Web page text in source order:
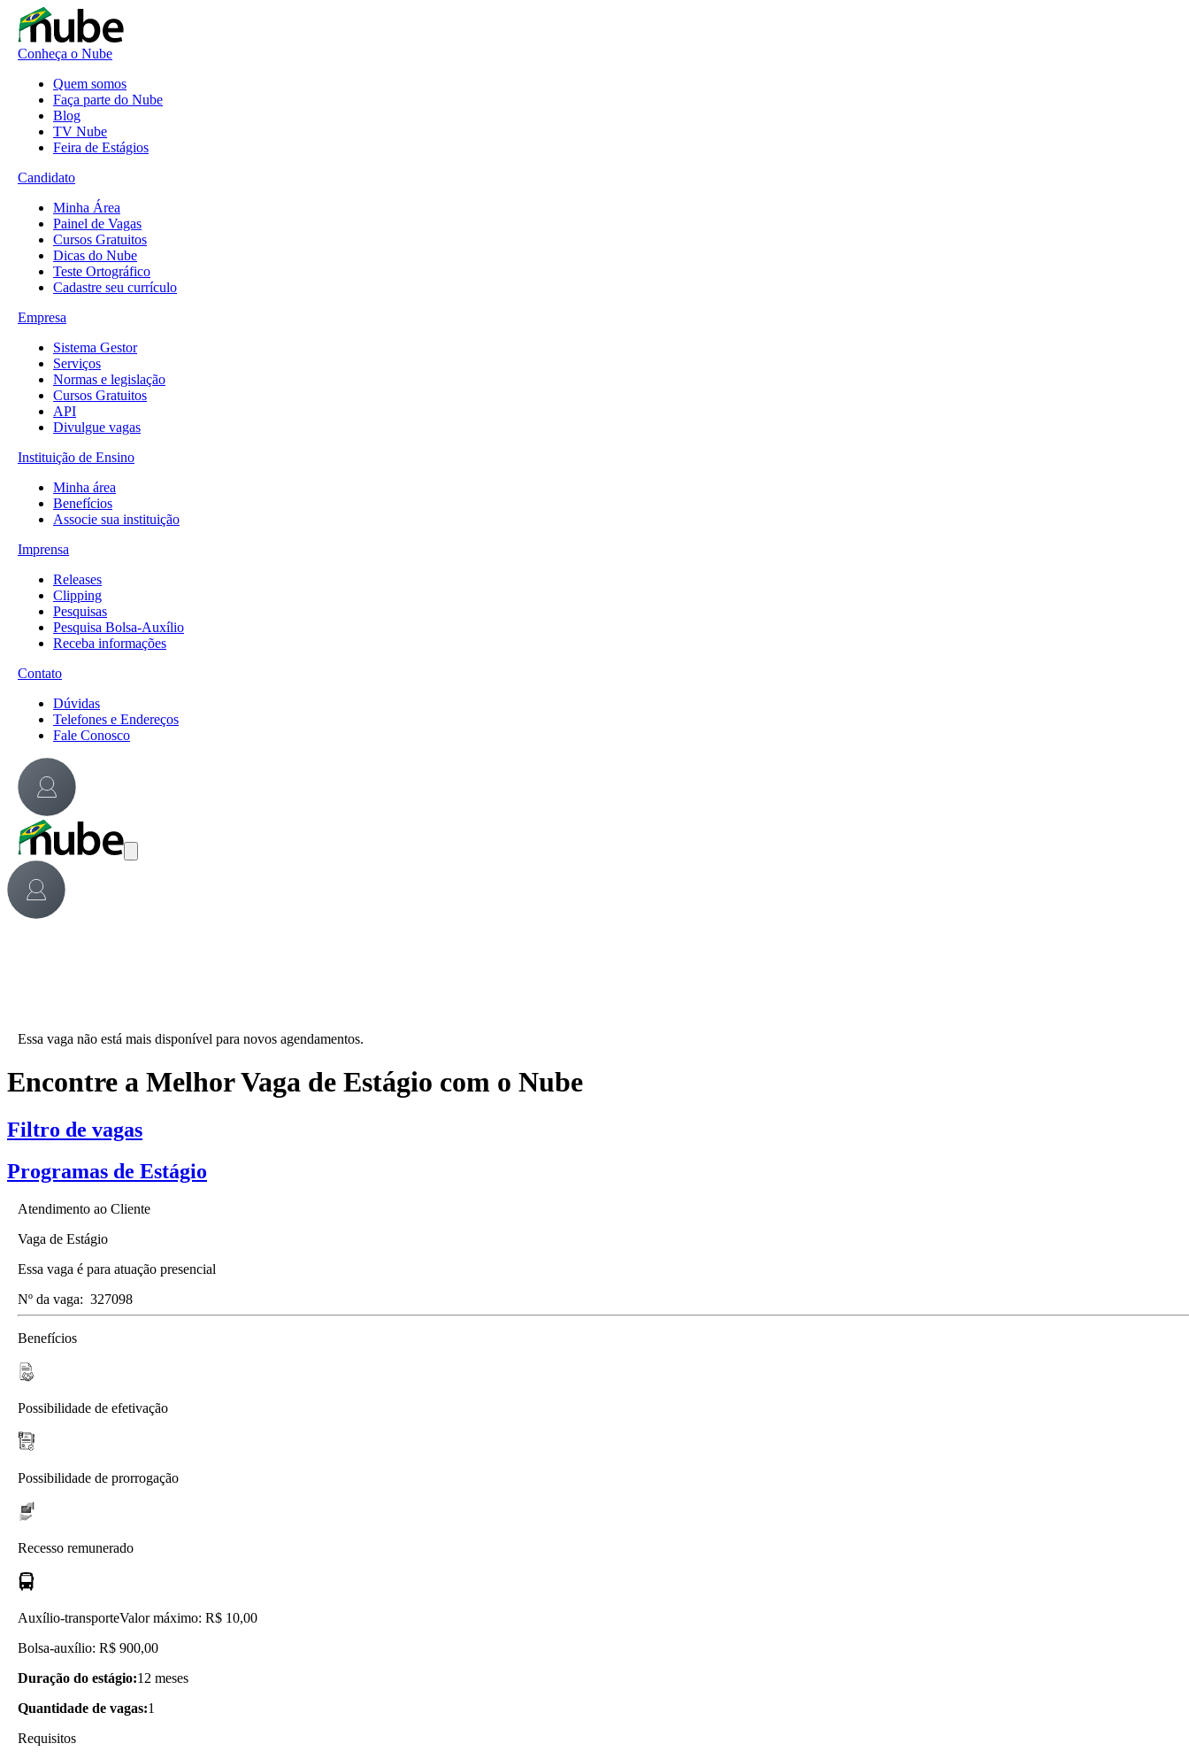
Conheça o Nube
Quem somos
Faça parte do Nube
Blog
TV Nube
Feira de Estágios
Candidato
Minha Área
Painel de Vagas
Cursos Gratuitos
Dicas do Nube
Teste Ortográfico
Cadastre seu currículo
Empresa
Sistema Gestor
Serviços
Normas e legislação
Cursos Gratuitos
API
Divulgue vagas
Instituição de Ensino
Minha área
Benefícios
Associe sua instituição
Imprensa
Releases
Clipping
Pesquisas
Pesquisa Bolsa-Auxílio
Receba informações
Contato
Dúvidas
Telefones e Endereços
Fale Conosco
Essa vaga não está mais disponível para novos agendamentos.
Encontre a Melhor Vaga de Estágio com o Nube
Filtro de vagas
Programas de Estágio
Atendimento ao Cliente
Vaga de Estágio
Essa vaga é para atuação presencial
Nº da vaga: 327098
Benefícios
Possibilidade de efetivação
Possibilidade de prorrogação
Recesso remunerado
Auxílio-transporteValor máximo: R$ 10,00
Bolsa-auxílio: R$ 900,00
Duração do estágio:12 meses
Quantidade de vagas:1
Requisitos